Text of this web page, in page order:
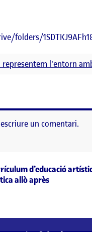
folders/
l'entorn
un comentari.
d’educació
allò après